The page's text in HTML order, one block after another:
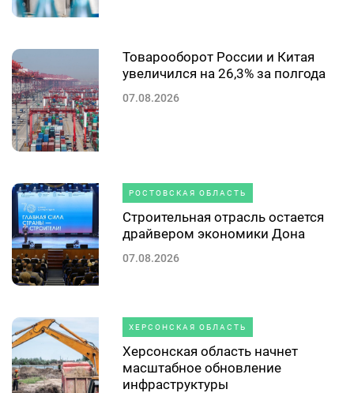
Товарооборот России и Китая
увеличился на 26,3% за полгода
07.08.2026
РОСТОВСКАЯ ОБЛАСТЬ
Строительная отрасль остается
драйвером экономики Дона
07.08.2026
ХЕРСОНСКАЯ ОБЛАСТЬ
Херсонская область начнет
масштабное обновление
инфраструктуры